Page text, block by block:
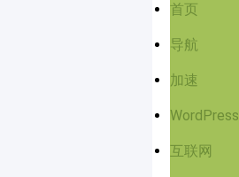
首页
导航
加速
WordPress
互联网